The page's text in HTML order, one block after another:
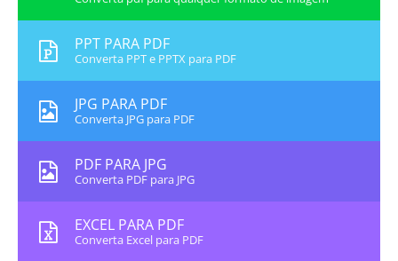
PPT PARA PDF
Converta PPT e PPTX para PDF
JPG PARA PDF
Converta JPG para PDF
PDF PARA JPG
Converta PDF para JPG
EXCEL PARA PDF
Converta Excel para PDF